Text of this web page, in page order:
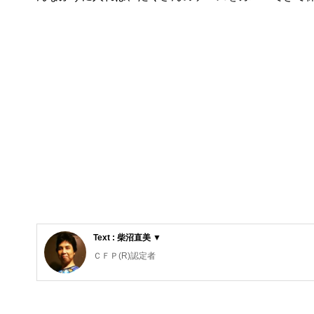
Text : 柴沼直美 ▼
ＣＦＰ(R)認定者
大学を卒業後、保険営業に従事したのち渡米。MBAを修